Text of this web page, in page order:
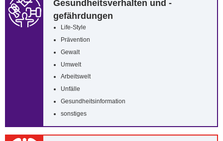
Gesundheitsverhalten und -
gefährdungen
Life-Style
Prävention
Gewalt
Umwelt
Arbeitswelt
Unfälle
Gesundheitsinformation
sonstiges